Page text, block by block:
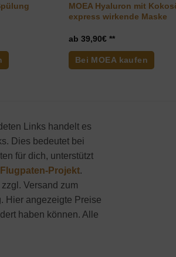
MOEA Hyaluron mit
express wirkende Maske
39,90€
Bei MOEA kaufen
Links handelt es
Dies bedeutet bei
für dich, unterstützt
Flugpaten-Projekt.
Versand zum
Hier angezeigte Preise
haben können. Alle